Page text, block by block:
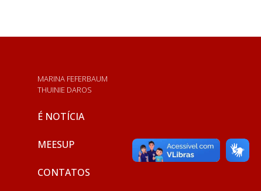
MARINA FEFERBAUM
THUINIE DAROS
É NOTÍCIA
MEESUP
CONTATOS